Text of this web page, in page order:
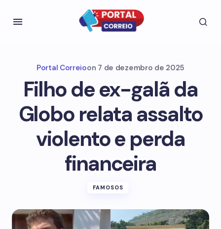
Portal Correioon 7 de dezembro de 2025
Filho de ex-galã da
Globo relata assalto
violento e perda
financeira
FAMOSOS